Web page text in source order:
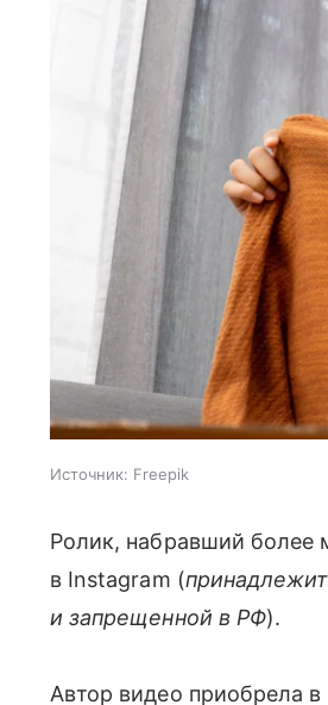
Источник: Freepik
Ролик, набравший более
в Instagram (
и запрещенной в РФ).
Автор видео приобрела